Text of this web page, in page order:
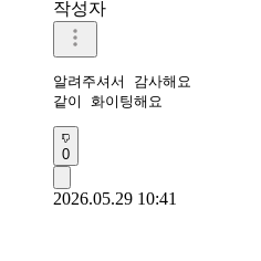
작성자
알려주셔서 감사해요
같이 화이팅해요
0
2026.05.29 10:41